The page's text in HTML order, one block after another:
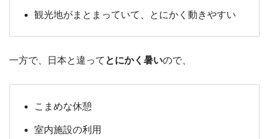
観光地がまとまっていて、とにかく動きやすい
一方で、日本と違って とにかく暑いので、
こまめな休憩
室内施設の利用